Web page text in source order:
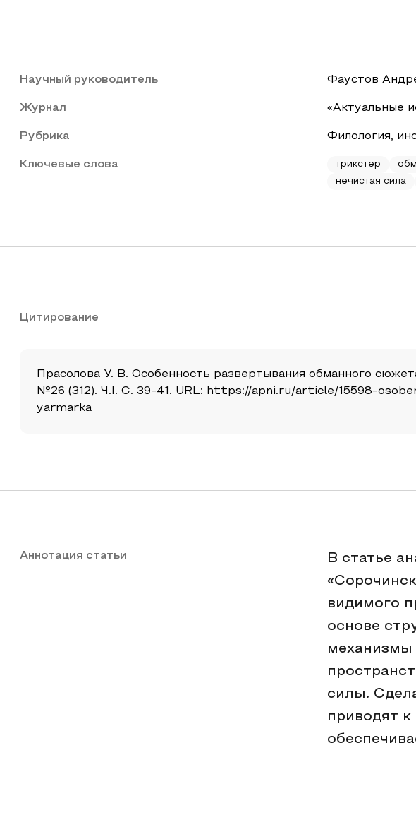
Научный руководитель Фаустов
Журнал «Актуальные
Рубрика Филология,
Ключевые слова трикстер
нечистая сила
Цитирование
Прасолова У. В. Особенность развертывания обманного
№26 (312). Ч.I. С. 39-41. URL: https://apni.ru/article/15598-
yarmarka
Аннотация статьи
В статье
видимого
основе
механизмы
силы.
приводят